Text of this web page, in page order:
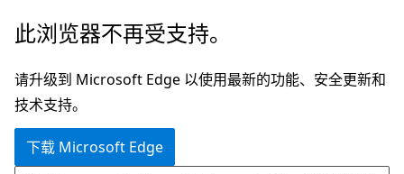
跳
主
要
内
此浏览器不再受支持。
请升级到 Microsoft Edge 以使用最新的功能、安全更新和
技术支持。
下载 Microsoft Edge